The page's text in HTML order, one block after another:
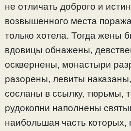
не отличать доброго и
возвышенного места
только хотела. Тогда жены
вдовицы обнажены,
осквернены, монастыри
разорены, левиты
сосланы в ссылку, тюрьмы,
рудокопни наполнены
наибольшая часть которых,